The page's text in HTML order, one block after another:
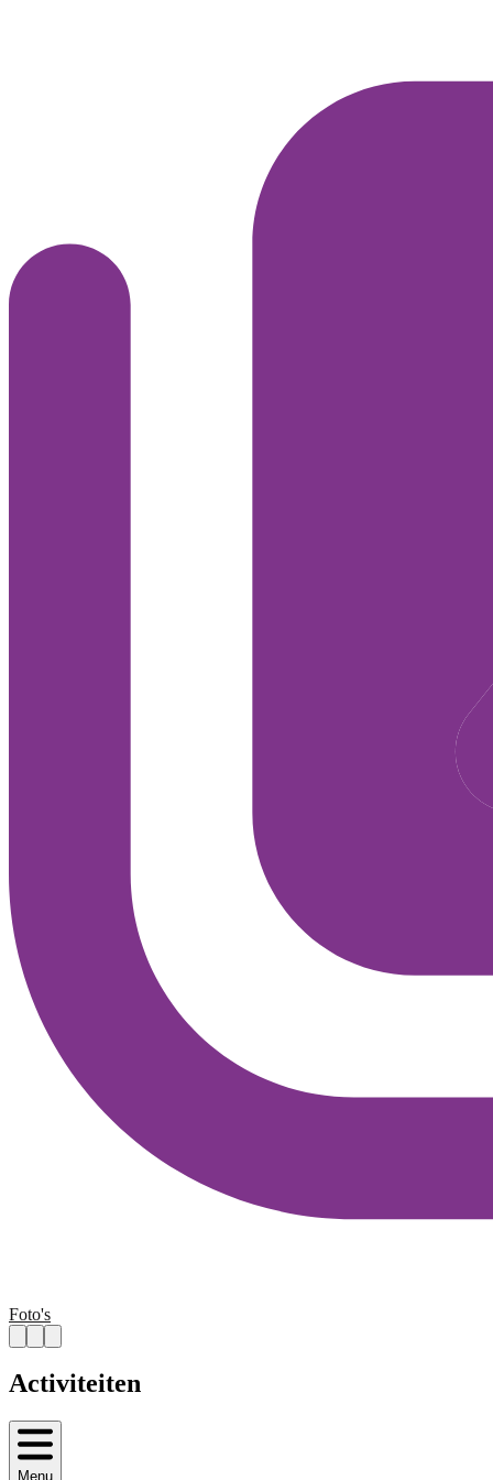
Foto's
Activiteiten
Menu